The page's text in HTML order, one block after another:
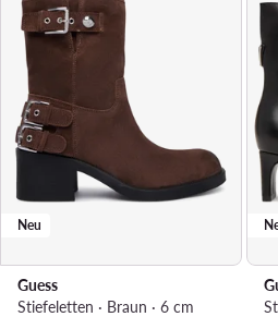
Neu
Guess
Stiefeletten · Braun · 6 cm